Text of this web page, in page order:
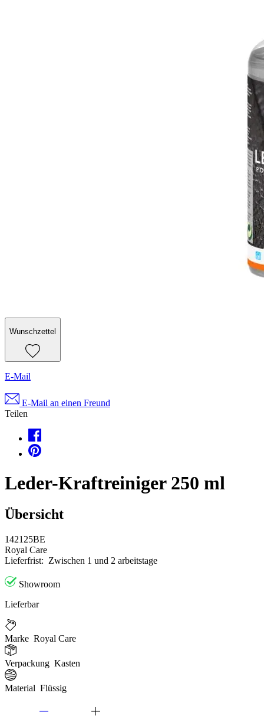
Wunschzettel
E-Mail
E-Mail an einen Freund
Teilen
Leder-Kraftreiniger 250 ml
Übersicht
142125BE
Royal Care
Lieferfrist: Zwischen 1 und 2 arbeitstage
Showroom
Lieferbar
Marke Royal Care
Verpackung Kasten
Material Flüssig